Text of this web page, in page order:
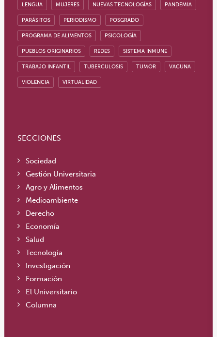
LENGUA MUJERES NUEVAS TECNOLOGÍAS PANDEMIA
PARÁSITOS PERIODISMO POSGRADO
PROGRAMA DE ALIMENTOS PSICOLOGÍA
PUEBLOS ORIGINARIOS REDES SISTEMA INMUNE
TRABAJO INFANTIL TUBERCULOSIS TUMOR VACUNA
VIOLENCIA VIRTUALIDAD
SECCIONES
Sociedad
Gestión Universitaria
Agro y Alimentos
Medioambiente
Derecho
Economía
Salud
Tecnología
Investigación
Formación
El Universitario
Columna